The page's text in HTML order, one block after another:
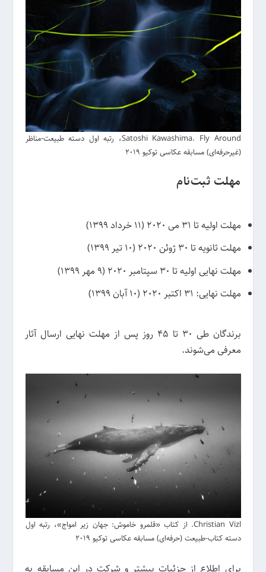
Satoshi Kawashima. Fly Around، رتبه اول دسته طبیعت-مناظر
(غیرحرفه‌ای) مسابقه عکاسی توکیو 2019
مهلت ثبت‌نام
مهلت اولیه تا 31 می 2020 (11 خرداد 1399)
مهلت ثانویه تا 30 ژوئن 2020 (10 تیر 1399)
مهلت نهایی اولیه تا 30 سپتامبر 2020 (9 مهر 1399)
مهلت نهایی: 31 اکتبر 2020 (10 آبان 1399)
برندگان طی 30 تا 45 روز پس از مهلت نهایی ارسال آثار
معرفی می‌شوند.
Christian Vizl. از کتاب «قلمرو خاموش: جهان زیر امواج»، رتبه اول
دسته کتاب-طبیعت (حرفه‌ای) مسابقه عکاسی توکیو 2019
برای اطلاع از جزئیات بیشتر و شرکت در این مسابقه به